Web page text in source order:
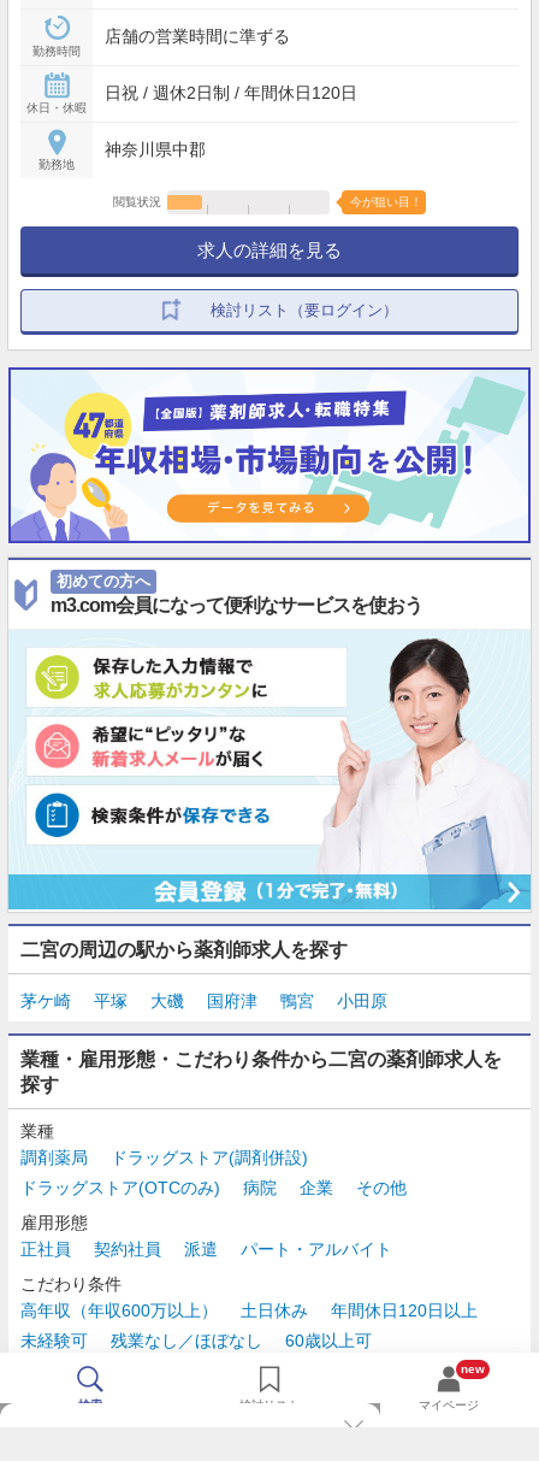
勤務時間
店舗の営業時間に準ずる
休日・休暇
日祝 / 週休2日制 / 年間休日120日
勤務地
神奈川県中郡
閲覧状況 今が狙い目！
求人の詳細を見る
検討リスト（要ログイン）
初めての方へ
m3.com会員になって便利なサービスを使おう
二宮の周辺の駅から薬剤師求人を探す
茅ケ崎 平塚 大磯 国府津 鴨宮 小田原
業種・雇用形態・こだわり条件から二宮の薬剤師求人を
探す
業種
調剤薬局
ドラッグストア(調剤併設)
ドラッグストア(OTCのみ)
病院 企業
その他
雇用形態
正社員
契約社員 派遣
パート・アルバイト
こだわり条件
高年収（年収600万以上）
土日休み
年間休日120日以上
未経験可
残業なし／ほぼなし
60歳以上可
時給2,500円以上
検索 検討リスト
new
マイページ